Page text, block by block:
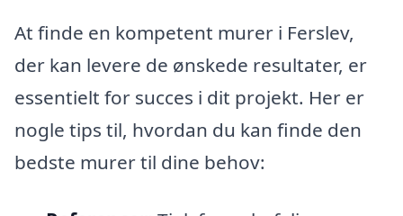
At finde en kompetent murer i Ferslev,
der kan levere de ønskede resultater, er
essentielt for succes i dit projekt. Her er
nogle tips til, hvordan du kan finde den
bedste murer til dine behov: